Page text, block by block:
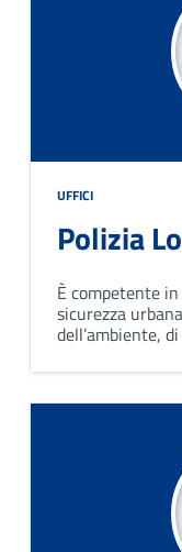
UFFICI
Polizia
È competente
sicurezza
dell’ambiente,
ecc.